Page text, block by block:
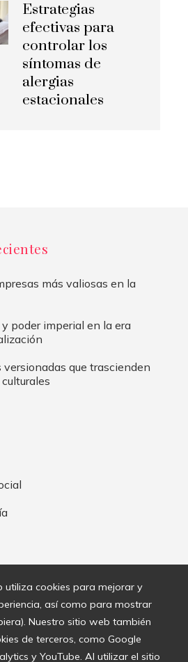
utiliza cookies para mejorar y
así como para mostrar
Nuestro sitio web también
de terceros, como Google
y YouTube. Al utilizar el sitio
Estrategias
efectivas para
controlar los
síntomas de
alergias
estacionales
más valiosas en la
poder imperial en la era
versionadas que trascienden